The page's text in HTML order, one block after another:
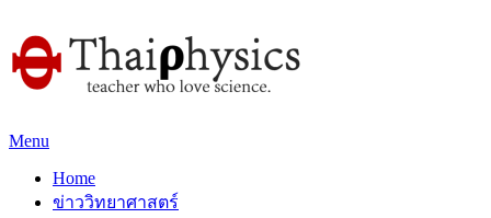
Menu
Home
ข่าววิทยาศาสตร์